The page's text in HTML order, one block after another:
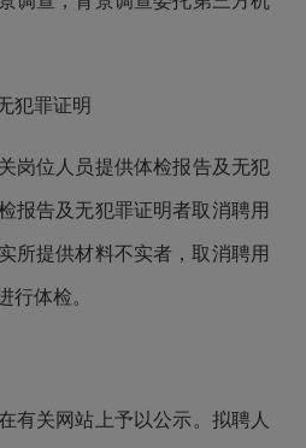
犯罪证明
岗位人员提供体检报告及无犯
报告及无犯罪证明者取消聘用
所提供材料不实者，取消聘用
行体检。
有关网站上予以公示。拟聘人